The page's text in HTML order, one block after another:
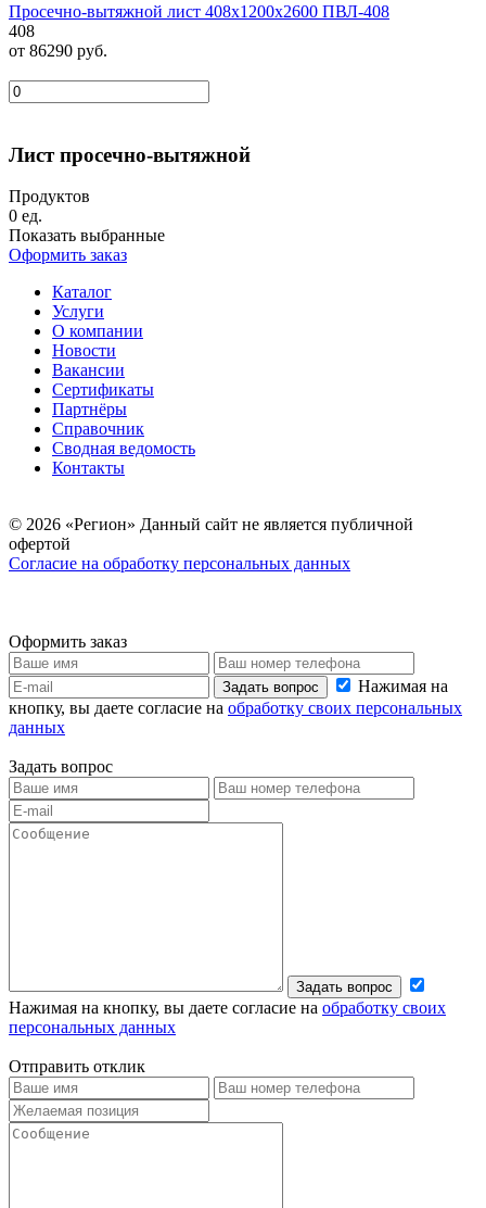
Просечно-вытяжной лист 408х1200х2600 ПВЛ-408
408
от 86290 руб.
Лист просечно-вытяжной
Продуктов
0 ед.
Показать выбранные
Оформить заказ
Каталог
Услуги
О компании
Новости
Вакансии
Сертификаты
Партнёры
Справочник
Сводная ведомость
Контакты
© 2026 «Регион» Данный сайт не является публичной
офертой
Согласие на обработку персональных данных
Оформить заказ
Задать вопрос
Нажимая на
кнопку, вы даете согласие на обработку своих персональных
данных
Задать вопрос
Задать вопрос
Нажимая на кнопку, вы даете согласие на обработку своих
персональных данных
Отправить отклик